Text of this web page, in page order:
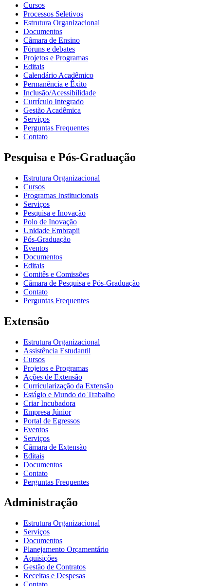
Cursos
Processos Seletivos
Estrutura Organizacional
Documentos
Câmara de Ensino
Fóruns e debates
Projetos e Programas
Editais
Calendário Acadêmico
Permanência e Êxito
Inclusão/Acessibilidade
Currículo Integrado
Gestão Acadêmica
Serviços
Perguntas Frequentes
Contato
Pesquisa e Pós-Graduação
Estrutura Organizacional
Cursos
Programas Institucionais
Serviços
Pesquisa e Inovação
Polo de Inovação
Unidade Embrapii
Pós-Graduação
Eventos
Documentos
Editais
Comitês e Comissões
Câmara de Pesquisa e Pós-Graduação
Contato
Perguntas Frequentes
Extensão
Estrutura Organizacional
Assistência Estudantil
Cursos
Projetos e Programas
Ações de Extensão
Curricularização da Extensão
Estágio e Mundo do Trabalho
Criar Incubadora
Empresa Júnior
Portal de Egressos
Eventos
Serviços
Câmara de Extensão
Editais
Documentos
Contato
Perguntas Frequentes
Administração
Estrutura Organizacional
Serviços
Documentos
Planejamento Orçamentário
Aquisições
Gestão de Contratos
Receitas e Despesas